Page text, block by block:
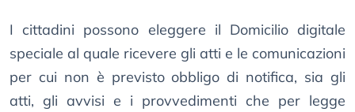
I cittadini possono eleggere il Domicilio digitale
speciale al quale ricevere gli atti e le comunicazioni
per cui non è previsto obbligo di notifica, sia gli
atti, gli avvisi e i provvedimenti che per legge